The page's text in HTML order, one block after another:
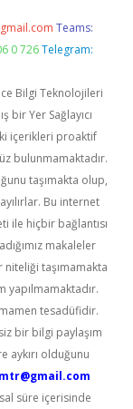
Teams:
0 726 Telegram:
Bilgi Teknolojileri
bir Yer Sağlayıcı
içerikleri proaktif
bulunmamaktadır.
taşımakta olup,
Bu internet
ile hiçbir bağlantısı
makaleler
taşımamakta
yapılmamaktadır.
tesadüfidir.
bir bilgi paylaşım
aykırı olduğunu
süre içerisinde